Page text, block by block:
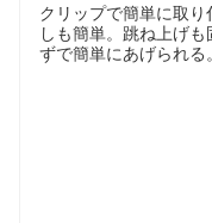
クリップで簡単に取
しも簡単。跳ね上げ
ずで簡単にあげられる